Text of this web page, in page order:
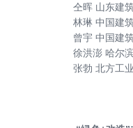
仝晖 山东建
林琳 中国建
曾宇 中国建
徐洪澎 哈尔
张勃 北方工